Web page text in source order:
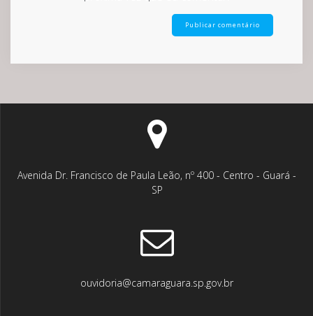
Avenida Dr. Francisco de Paula Leão, nº 400 - Centro - Guará -
SP
ouvidoria@camaraguara.sp.gov.br